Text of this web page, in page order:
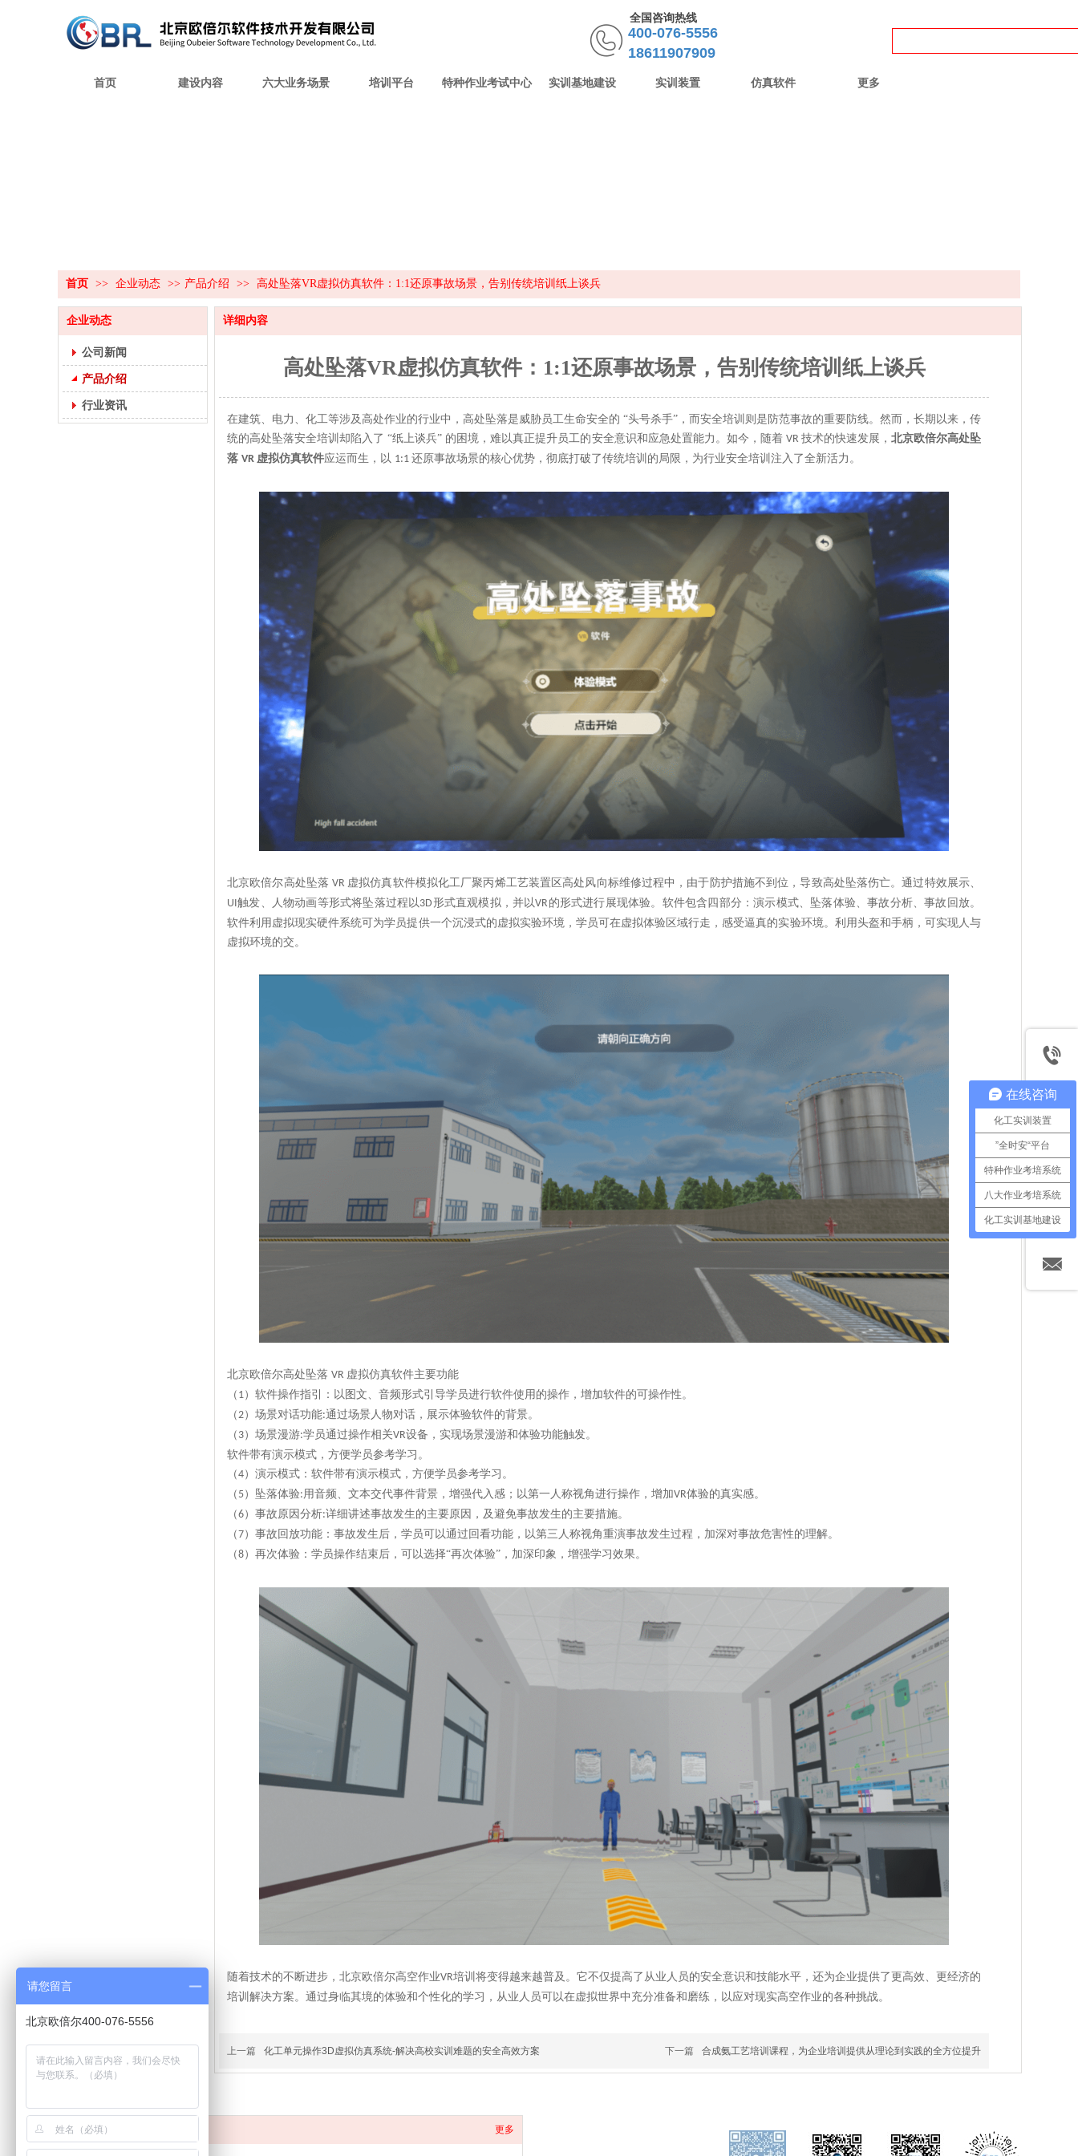
400-076-5556
18611907909
全国咨询热线
首页 建设内容 六大业务场景 培训平台 特种作业考试中心 实训基地建设 实训装置 仿真软件 更多
首页 >> 企业动态 >> 产品介绍 >> 高处坠落VR虚拟仿真软件：1:1还原事故场景，告别传统培训纸上谈兵
企业动态
公司新闻
产品介绍
行业资讯
详细内容
高处坠落VR虚拟仿真软件：1:1还原事故场景，告别传统培训纸上谈兵
在建筑、电力、化工等涉及高处作业的行业中，高处坠落是威胁员工生命安全的 “头号杀手”，而安全培训则是防范事故的重要防线。然而，长期以来，传
统的高处坠落安全培训却陷入了 “纸上谈兵” 的困境，难以真正提升员工的安全意识和应急处置能力。如今，随着 VR 技术的快速发展， 北京欧倍尔高处坠
落 VR 虚拟仿真软件应运而生，以 1:1 还原事故场景的核心优势，彻底打破了传统培训的局限，为行业安全培训注入了全新活力。
北京欧倍尔高处坠落VR虚拟仿真软件模拟化工厂聚丙烯工艺装置区高处风向标维修过程中，由于防护措施不到位，导致高处坠落伤亡。通过特效展示、
UI触发、人物动画等形式将坠落过程以3D形式直观模拟，并以VR 的形式进行展现体验。软件包含四部分：演示模式、坠落体验、事故分析、事故回放。
软件利用虚拟现实硬件系统可为学员提供一个沉浸式的虚拟实验环境，学员可在虚拟体验区域行走，感受逼真的实验环境。利用头盔和手柄，可实现人与
虚拟环境的交。
北京欧倍尔高处坠落 VR 虚拟仿真软件主要功能
（ 1）软件操作指引：以图文、音频形式引导学员进行软件使用的操作，增加软件的可操作性。
（2）场景对话功能:通过场景人物对话，展示体验软件的背景。
（ 3）场景漫游:学员通过操作相关VR设备，实现场景漫游和体验功能触发。
软件带有演示模式，方便学员参考学习。
（4）演示模式：软件带有演示模式，方便学员参考学习。
（ 5）坠落体验:用音频、文本交代事件背景，增强代入感；以第一人称视角进行操作，增加VR体验的真实感。
（6）事故原因分析:详细讲述事故发生的主要原因，及避免事故发生的主要措施。
（7）事故回放功能：事故发生后，学员可以通过回看功能，以第三人称视角重演事故发生过程，加深对事故危害性的理解。
（8）再次体验：学员操作结束后，可以选择“再次体验”，加深印象，增强学习效果。
随着技术的不断进步，北京欧倍尔高空作业VR培训将变得越来越普及。它不仅提高了从业人员的安全意识和技能水平，还为企业提供了更高效、更经济的
培训解决方案。通过身临其境的体验和个性化的学习，从业人员可以在虚拟世界中充分准备和磨练，以应对现实高空作业的各种挑战。
上一篇 化工单元操作3D虚拟仿真系统-解决高校实训难题的安全高效方案 下一篇 合成氨工艺培训课程，为企业培训提供从理论到实践的全方位提升
标题 更多
在线咨询
化工实训装置
”全时安“平台
特种作业考培系统
八大作业考培系统
化工实训基地建设
请您留言
北京欧倍尔400-076-5556